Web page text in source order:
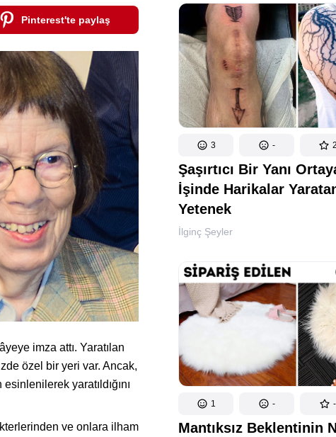
3 - 2
Şaşırtıcı Bir Yanı
İşinde Harikalar
Yetenek
İlginç Şeyler
1 - -
Mantıksız Beklentinin
Pinterest'te paylaş
imza attı. Yaratılan
özel bir yeri var. Ancak,
yaratıldığını
ve onlara ilham